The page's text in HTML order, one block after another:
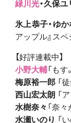
緑川光・久保ユ
氷上恭子・ゆか
アップル』ス
【好評連載中】
小野大輔「もす
梅原裕一郎 「
西山宏太朗 「
水樹奈々 「奈
水瀬いのり 「